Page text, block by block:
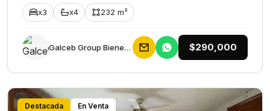
x3 x4 232 m²
Galceb Group Bienes Raices $290,000
Destacada En Venta